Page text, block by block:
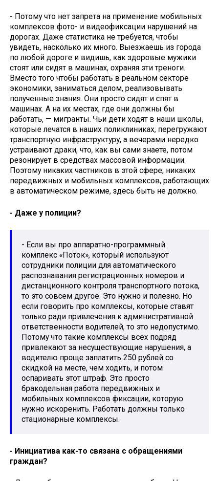
- Потому что нет запрета на применение мобильных
комплексов фото- и видеофиксации нарушений на
дорогах. Даже статистика не требуется, чтобы
увидеть, насколько их много. Выезжаешь из города
по любой дороге и видишь, как здоровые мужики
стоят или сидят в машинах, охраняя эти треноги.
Вместо того чтобы работать в реальном секторе
экономики, заниматься делом, реализовывать
полученные знания. Они просто сидят и спят в
машинах. А на их местах, где они должны бы
работать, — мигранты. Чьи дети ходят в наши школы,
которые лечатся в наших поликлиниках, перегружают
транспортную инфраструктуру, а вечерами нередко
устраивают драки, что, как вы сами знаете, потом
резонирует в средствах массовой информации.
Поэтому никаких частников в этой сфере, никаких
передвижных и мобильных комплексов, работающих
в автоматическом режиме, здесь быть не должно.
- Даже у полиции?
- Если вы про аппаратно-программный
комплекс «Поток», который используют
сотрудники полиции для автоматического
распознавания регистрационных номеров и
дистанционного контроля транспортного потока,
то это совсем другое. Это нужно и полезно. Но
если говорить про комплексы, которые ставят
только ради привлечения к административной
ответственности водителей, то это недопустимо.
Потому что такие комплексы всех подряд
привлекают за несуществующие нарушения, а
водителю проще заплатить 250 рублей со
скидкой на месте, чем ходить, и потом
оспаривать этот штраф. Это просто
бракодельная работа передвижных и
мобильных комплексов фиксации, которую
нужно искоренить. Работать должны только
стационарные комплексы.
- Инициатива как-то связана с обращениями
граждан?